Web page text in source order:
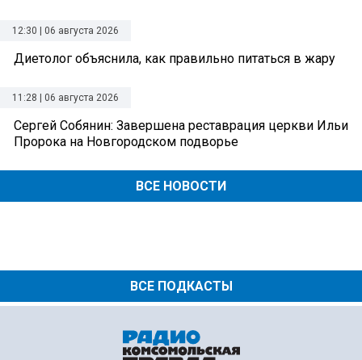
ВСЕ ПОДКАСТЫ
12:30 | 06 августа 2026
Диетолог объяснила, как правильно питаться в жару
11:28 | 06 августа 2026
Сергей Собянин: Завершена реставрация церкви Ильи
Пророка на Новгородском подворье
ВСЕ НОВОСТИ